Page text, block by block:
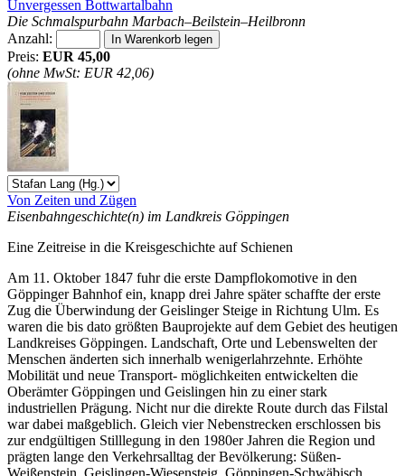
Unvergessen Bottwartalbahn
Die Schmalspurbahn Marbach–Beilstein–Heilbronn
Anzahl:
Preis: EUR 45,00
(ohne MwSt: EUR 42,06)
Von Zeiten und Zügen
Eisenbahngeschichte(n) im Landkreis Göppingen
Eine Zeitreise in die Kreisgeschichte auf Schienen
Am 11. Oktober 1847 fuhr die erste Dampflokomotive in den
Göppinger Bahnhof ein, knapp drei Jahre später schaffte der erste
Zug die Überwindung der Geislinger Steige in Richtung Ulm. Es
waren die bis dato größten Bauprojekte auf dem Gebiet des heutigen
Landkreises Göppingen. Landschaft, Orte und Lebenswelten der
Menschen änderten sich innerhalb wenigerlahrzehnte. Erhöhte
Mobilität und neue Transport- möglichkeiten entwickelten die
Oberämter Göppingen und Geislingen hin zu einer stark
industriellen Prägung. Nicht nur die direkte Route durch das Filstal
war dabei maßgeblich. Gleich vier Nebenstrecken erschlossen bis
zur endgültigen Stilllegung in den 1980er Jahren die Region und
prägten lange den Verkehrsalltag der Bevölkerung: Süßen-